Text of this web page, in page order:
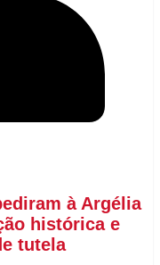
à Argélia
histórica e
tutela